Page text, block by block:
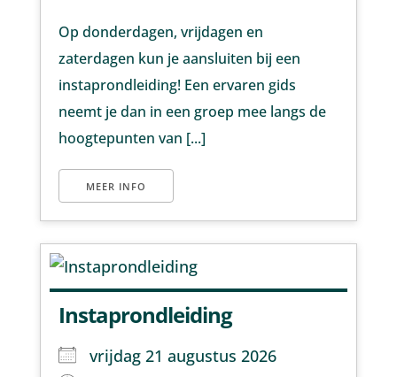
Op donderdagen, vrijdagen en
zaterdagen kun je aansluiten bij een
instaprondleiding! Een ervaren gids
neemt je dan in een groep mee langs de
hoogtepunten van [...]
MEER INFO
Instaprondleiding
vrijdag 21 augustus 2026